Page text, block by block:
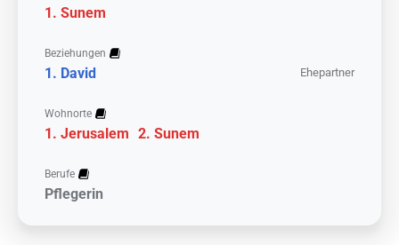
Sunem
Beziehungen
David Ehepartner
Wohnorte
Jerusalem Sunem
Berufe
Pflegerin